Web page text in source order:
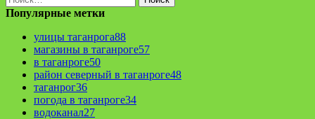
Популярные метки
улицы таганрога88
магазины в таганроге57
в таганроге50
район северный в таганроге48
таганрог36
погода в таганроге34
водоканал27